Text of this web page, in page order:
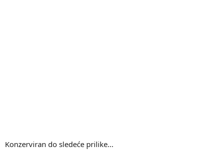
Konzerviran do sledeće prilike...